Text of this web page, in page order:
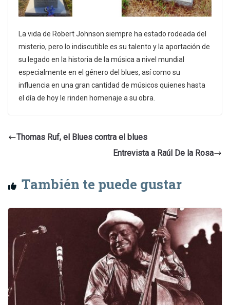
La vida de Robert Johnson siempre ha estado rodeada del
misterio, pero lo indiscutible es su talento y la aportación de
su legado en la historia de la música a nivel mundial
especialmente en el género del blues, así como su
influencia en una gran cantidad de músicos quienes hasta
el día de hoy le rinden homenaje a su obra.
Thomas Ruf, el Blues contra el blues
Entrevista a Raúl De la Rosa
También te puede gustar